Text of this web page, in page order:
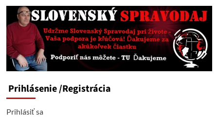
Prihlásenie/Registrácia
Prihlásiť sa